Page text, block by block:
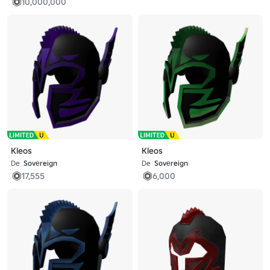
Kleos
De Sovеreign
17,555
Kleos
De Sovеreign
6,000